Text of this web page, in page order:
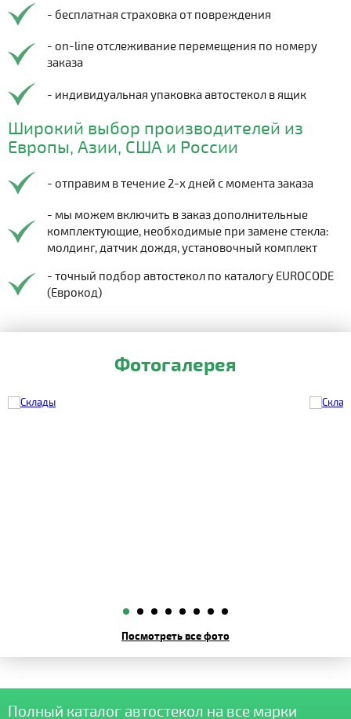
- бесплатная страховка от повреждения
- on-line отслеживание перемещения по номеру
заказа
- индивидуальная упаковка автостекол в ящик
Широкий выбор производителей из
Европы, Азии, США и России
- отправим в течение 2-х дней с момента заказа
- мы можем включить в заказ дополнительные
комплектующие, необходимые при замене стекла:
молдинг, датчик дождя, установочный комплект
- точный подбор автостекол по каталогу EUROCODE
(Еврокод)
Фотогалерея
Посмотреть все фото
Полный каталог автостекол на все марки